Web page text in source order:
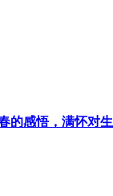
的感悟，满怀对